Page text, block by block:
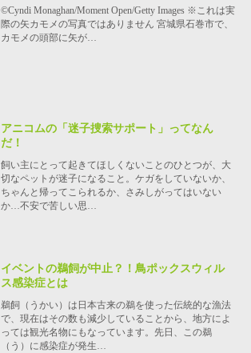
©Cyndi Monaghan/Moment Open/Getty Images ※これは実
際の矢カモメの写真ではありません 宮城県石巻市で、
カモメの頭部に矢が…
アニコムの「迷子捜索サポート」ってなん
だ！
飼い主にとって起きてほしくないことのひとつが、大
切なペットが迷子になること。ケガをしていないか、
ちゃんと帰ってこられるか、さみしがってはいない
か…不安で苦しい思…
イベントの鵜飼が中止？！鳥ポックスウィル
ス感染症とは
鵜飼（うかい）は日本古来の鵜を使った伝統的な漁法
で、現在はその数も減少していることから、地方によ
っては観光名物にもなっています。先日、この鵜
（う）に感染症が発生…